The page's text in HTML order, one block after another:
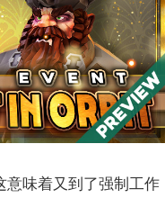
意味着又到了强制工作